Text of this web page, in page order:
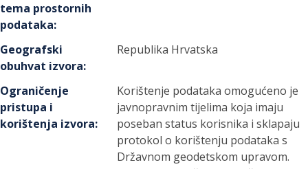
tema prostornih
podataka:
Geografski
obuhvat izvora:
Republika Hrvatska
Ograničenje
pristupa i
korištenja izvora:
Korištenje podataka omogućeno je
javnopravnim tijelima koja imaju
poseban status korisnika i sklapaju
protokol o korištenju podataka s
Državnom geodetskom upravom.